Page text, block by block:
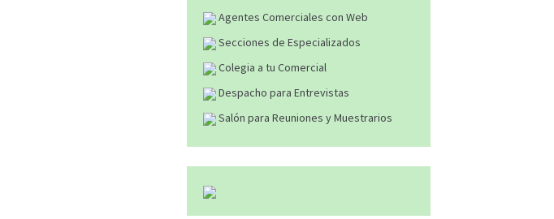
Agentes Comerciales con Web
Secciones de Especializados
Colegia a tu Comercial
Despacho para Entrevistas
Salón para Reuniones y Muestrarios